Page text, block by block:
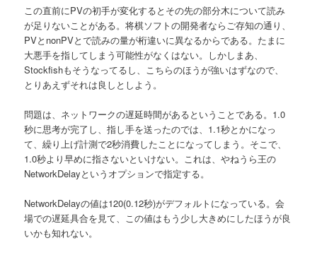
移
動
この直前にPVの初手が変化するとその先の部分木について読み
が足りないことがある。将棋ソフトの開発者ならご存知の通り、
PVとnonPVとで読みの量が桁違いに異なるからである。たまに
大悪手を指してしまう可能性がなくはない。しかしまあ、
Stockfishもそうなってるし、こちらのほうが強いはずなので、
とりあえずそれは良しとしよう。
問題は、ネットワークの遅延時間があるということである。1.0
秒に思考が完了し、指し手を送ったのでは、1.1秒とかになっ
て、繰り上げ計測で2秒消費したことになってしまう。そこで、
1.0秒より早めに指さないといけない。これは、やねうら王の
NetworkDelayというオプションで指定する。
NetworkDelayの値は120(0.12秒)がデフォルトになっている。会
場での遅延具合を見て、この値はもう少し大きめにしたほうが良
いかも知れない。